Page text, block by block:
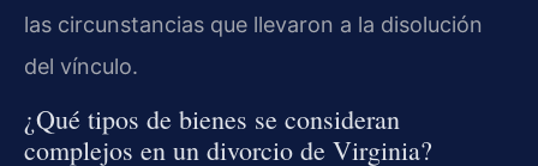
las circunstancias que llevaron a la disolución
del vínculo.
¿Qué tipos de bienes se consideran
complejos en un divorcio de Virginia?